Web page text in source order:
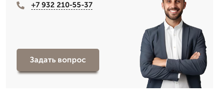
+7 932 210-55-37
Задать вопрос